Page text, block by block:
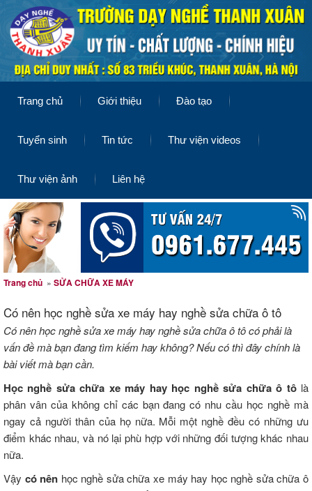
Trang chủ Giới thiệu Đào tạo
Tuyển sinh Tin tức Thư viện videos
Thư viện ảnh Liên hệ
Trang chủ » SỬA CHỮA XE MÁY
Có nên học nghề sửa xe máy hay nghề sửa chữa ô tô
Có nên học nghề sửa xe máy hay nghề sửa chữa ô tô có phải là
vấn đề mà bạn đang tìm kiếm hay không? Nếu có thì đây chính là
bài viết mà bạn cần.
Học nghề sửa chữa xe máy hay học nghề sửa chữa ô tôlà
phân vân của không chỉ các bạn đang có nhu cầu học nghề mà
ngay cả người thân của họ nữa. Mỗi một nghề đều có những ưu
điểm khác nhau, và nó lại phù hợp với những đối tượng khác nhau
nữa.
Vậy có nên học nghề sửa chữa xe máy hay học nghề sửa chữa ô